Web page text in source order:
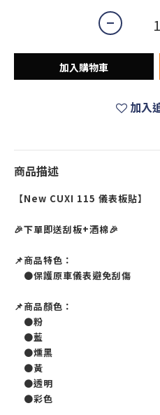
加入購物車
加入
商品描述
【New CUXI 115 儀表板貼】
🎉下單即送刮板+酒棉🎉
📌商品特色：
●保護原車儀表避免刮傷
📌商品顏色：
●粉
●藍
●燻黑
●黃
●透明
●彩色